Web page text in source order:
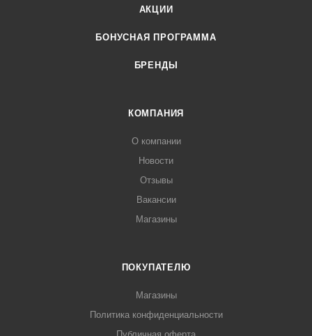
АКЦИИ
БОНУСНАЯ ПРОГРАММА
БРЕНДЫ
КОМПАНИЯ
О компании
Новости
Отзывы
Вакансии
Магазины
ПОКУПАТЕЛЮ
Магазины
Политика конфиденциальности